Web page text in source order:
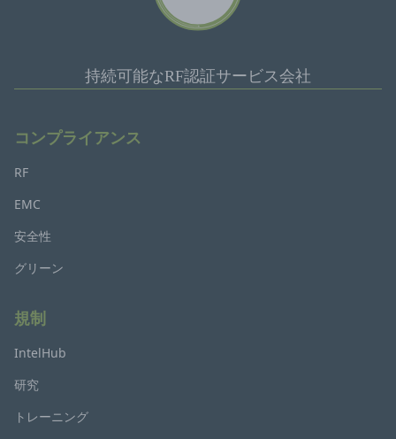
持続可能なRF認証サービス会社
コンプライアンス
RF
EMC
安全性
グリーン
規制
IntelHub
研究
トレーニング